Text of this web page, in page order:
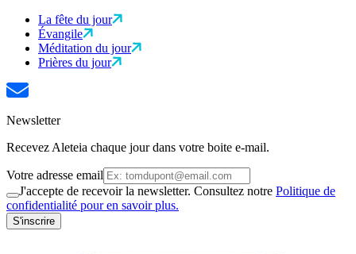
La fête du jour
Évangile
Méditation du jour
Prières du jour
Newsletter
Recevez Aleteia chaque jour dans votre boite e-mail.
Votre adresse email
J'accepte de recevoir la newsletter. Consultez notre Politique de
confidentialité pour en savoir plus.
S'inscrire